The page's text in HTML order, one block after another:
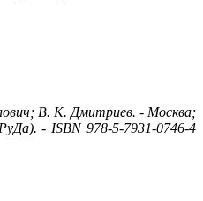
В. К. Дмитриев. - Москва;
- ISBN 978-5-7931-0746-4